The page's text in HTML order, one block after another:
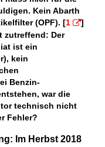
Kein Abarth
(OPF). [1
]
zutreffend: Der
ist ein
kein
Benzin-
war die
technisch nicht
Fehler?
Im Herbst 2018